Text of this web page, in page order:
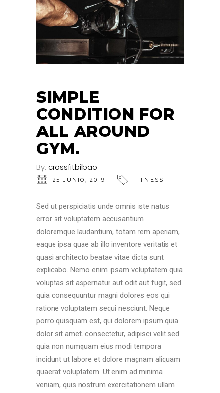
SIMPLE
CONDITION FOR
ALL AROUND
GYM.
By: crossfitbilbao
25 JUNIO, 2019 FITNESS
Sed ut perspiciatis unde omnis iste natus
error sit voluptatem accusantium
doloremque laudantium, totam rem aperiam,
eaque ipsa quae ab illo inventore veritatis et
quasi architecto beatae vitae dicta sunt
explicabo. Nemo enim ipsam voluptatem quia
voluptas sit aspernatur aut odit aut fugit, sed
quia consequuntur magni dolores eos qui
ratione voluptatem sequi nesciunt. Neque
porro quisquam est, qui dolorem ipsum quia
dolor sit amet, consectetur, adipisci velit.sed
quia non numquam eius modi tempora
incidunt ut labore et dolore magnam aliquam
quaerat voluptatem. Ut enim ad minima
veniam, quis nostrum exercitationem ullam